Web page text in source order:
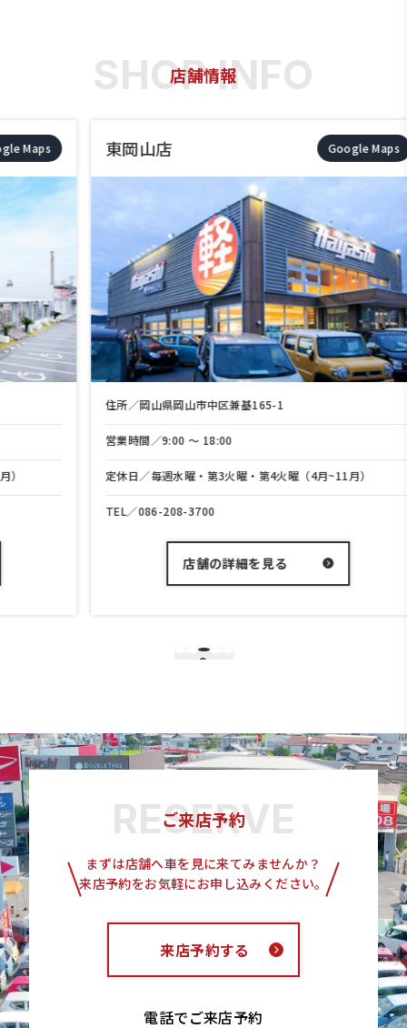
店舗情報
東岡山店 Google Maps
住所／岡山県岡山市中区兼基165-1
営業時間／9:00 〜 18:00
定休日／毎週水曜・第3火曜・第4火曜（4月~11月）
086-208-3700
店舗の詳細を見る
3
ご来店予約
まずは店舗へ車を見に来てみませんか？
来店予約をお気軽にお申し込みください。
来店予約する
電話でご来店予約